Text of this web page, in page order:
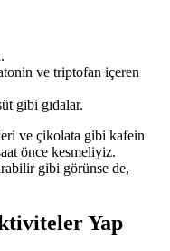
ve triptofan içeren
gibi gıdalar.
ve çikolata gibi kafein
önce kesmeliyiz.
gibi görünse de,
Yap